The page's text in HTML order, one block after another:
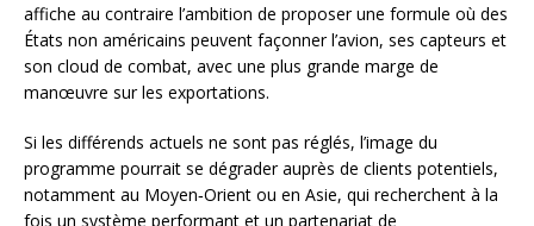
affiche au contraire l’ambition de proposer une formule où des
États non américains peuvent façonner l’avion, ses capteurs et
son cloud de combat, avec une plus grande marge de
manœuvre sur les exportations.
Si les différends actuels ne sont pas réglés, l’image du
programme pourrait se dégrader auprès de clients potentiels,
notamment au Moyen‑Orient ou en Asie, qui recherchent à la
fois un système performant et un partenariat de